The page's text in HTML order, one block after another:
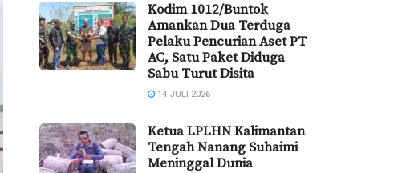
Kodim 1012/Buntok
Amankan Dua Terduga
Pelaku Pencurian Aset PT
AC, Satu Paket Diduga
Sabu Turut Disita
14 JULI 2026
Ketua LPLHN Kalimantan
Tengah Nanang Suhaimi
Meninggal Dunia